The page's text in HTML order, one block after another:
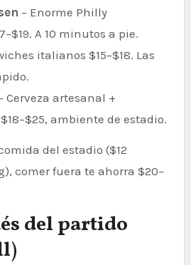
– Enorme Philly
A 10 minutos a pie.
italianos $15–$18. Las
Cerveza artesanal +
ambiente de estadio.
del estadio ($12
comer fuera te ahorra $20–
del partido